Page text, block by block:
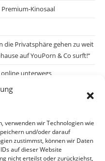
verwenden wir Technologien wie
und/oder darauf
zustimmst, können wir Daten
auf dieser Website
nicht erteilst oder zurückziehst,
Kinosaal
die Privatsphäre gehen zu weit
auf YouPorn & Co surft!“
unterwegs
nach einem Anschlag wäre